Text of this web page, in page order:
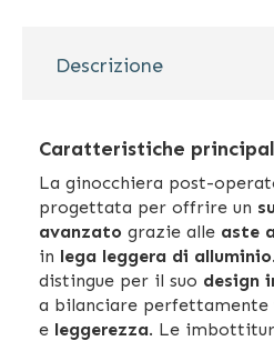
Descrizione
Caratteristiche
La ginocchiera post-
progettata per offrire un
avanzato grazie alle aste
in lega leggera di alluminio
distingue per il suo design
a bilanciare perfettamente
e leggerezza. Le